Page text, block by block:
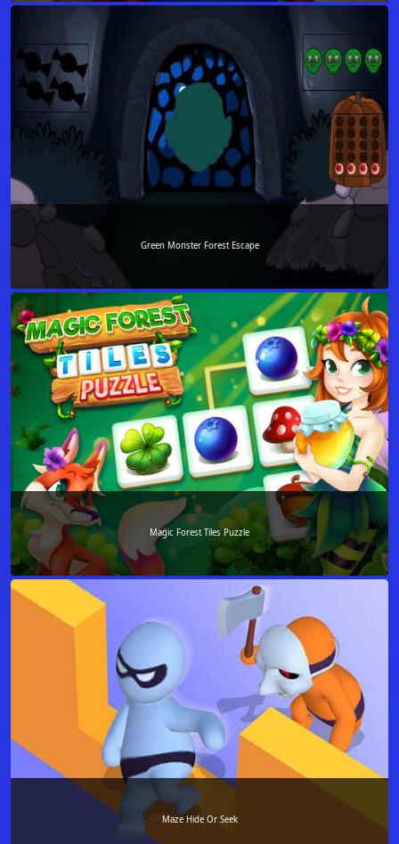
Green Monster Forest Escape
Magic Forest Tiles Puzzle
Maze Hide Or Seek